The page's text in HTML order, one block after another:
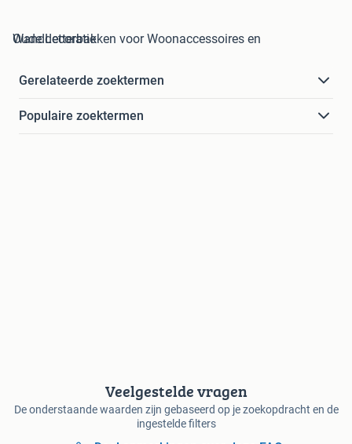
Oude Letterbakken voor Woonaccessoires en Wanddecoratie
Gerelateerde zoektermen
Populaire zoektermen
Veelgestelde vragen
De onderstaande waarden zijn gebaseerd op je zoekopdracht en de
ingestelde filters